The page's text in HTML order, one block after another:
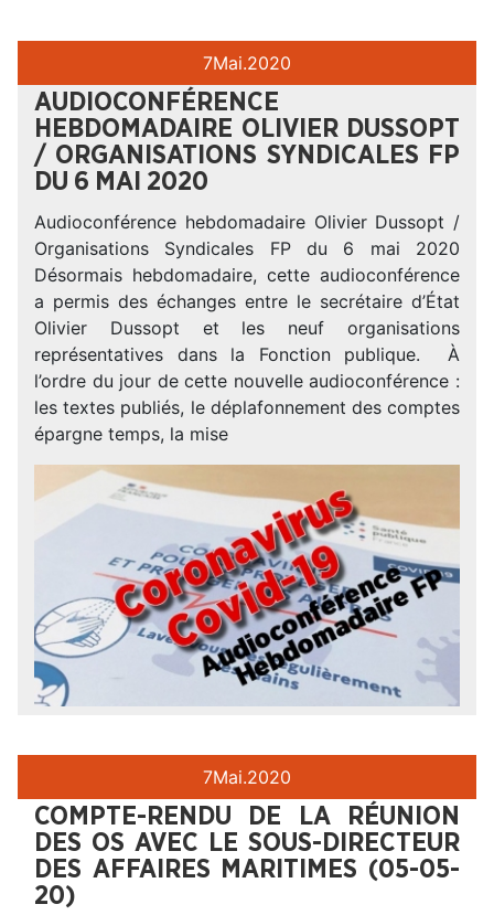
7Mai.2020
AUDIOCONFÉRENCE
HEBDOMADAIRE OLIVIER DUSSOPT
/ ORGANISATIONS SYNDICALES FP
DU 6 MAI 2020
Audioconférence hebdomadaire Olivier Dussopt /
Organisations Syndicales FP du 6 mai 2020
Désormais hebdomadaire, cette audioconférence
a permis des échanges entre le secrétaire d’État
Olivier Dussopt et les neuf organisations
représentatives dans la Fonction publique. À
l’ordre du jour de cette nouvelle audioconférence :
les textes publiés, le déplafonnement des comptes
épargne temps, la mise
7Mai.2020
COMPTE-RENDU DE LA RÉUNION
DES OS AVEC LE SOUS-DIRECTEUR
DES AFFAIRES MARITIMES (05-05-
20)